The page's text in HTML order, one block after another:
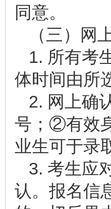
同意。
（三）网
1. 所有考
体时间由所
2. 网上确
号；②有效
业生可于录
3. 考生应
认。报名信